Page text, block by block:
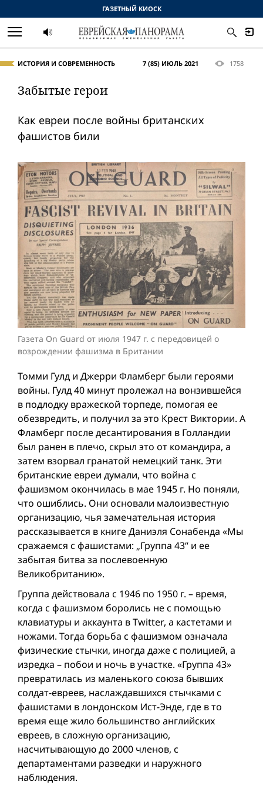
ИСТОРИЯ И СОВРЕМЕННОСТЬ 7 (85) ИЮЛЬ 2021 1758
Забытые герои
Как евреи после войны британских
фашистов били
Газета On Guard от июля 1947 г. с передовицей о
возрождении фашизма в Британии
Томми Гулд и Джерри Фламберг были героями
войны. Гулд 40 минут пролежал на вонзившейся
в подлодку вражеской торпеде, помогая ее
обезвредить, и получил за это Крест Виктории. А
Фламберг после десантирования в Голландии
был ранен в плечо, скрыл это от командира, а
затем взорвал гранатой немецкий танк. Эти
британские евреи думали, что война с
фашизмом окончилась в мае 1945 г. Но поняли,
что ошиблись. Они основали малоизвестную
организацию, чья замечательная история
рассказывается в книге Даниэля Сонабенда «Мы
сражаемся с фашистами: „Группа 43“ и ее
забытая битва за послевоенную
Великобританию».
Группа действовала с 1946 по 1950 г. – время,
когда с фашизмом боролись не с помощью
клавиатуры и аккаунта в Twitter, а кастетами и
ножами. Тогда борьба с фашизмом означала
физические стычки, иногда даже с полицией, а
изредка – побои и ночь в участке. «Группа 43»
превратилась из маленького союза бывших
солдат-евреев, наслаждавшихся стычками с
фашистами в лондонском Ист-Энде, где в то
время еще жило большинство английских
евреев, в сложную организацию,
насчитывающую до 2000 членов, с
департаментами разведки и наружного
наблюдения.
ГАЗЕТНЫЙ КИОСК